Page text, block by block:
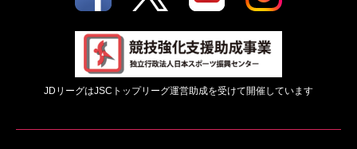
JDリーグはJSCトップリーグ運営助成を受けて開催しています